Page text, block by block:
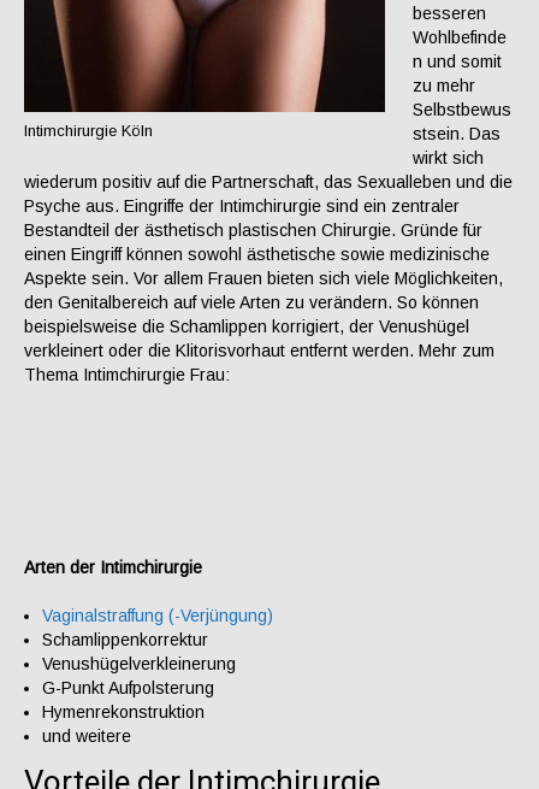
Intimchirurgie Köln
besseren
Wohlbefinde
n und somit
zu mehr
Selbstbewus
stsein. Das
wirkt sich
wiederum positiv auf die Partnerschaft, das Sexualleben und die
Psyche aus. Eingriffe der Intimchirurgie sind ein zentraler
Bestandteil der ästhetisch plastischen Chirurgie. Gründe für
einen Eingriff können sowohl ästhetische sowie medizinische
Aspekte sein. Vor allem Frauen bieten sich viele Möglichkeiten,
den Genitalbereich auf viele Arten zu verändern. So können
beispielsweise die Schamlippen korrigiert, der Venushügel
verkleinert oder die Klitorisvorhaut entfernt werden. Mehr zum
Thema Intimchirurgie Frau:
Arten der Intimchirurgie
Vaginalstraffung (-Verjüngung)
Schamlippenkorrektur
Venushügelverkleinerung
G-Punkt Aufpolsterung
Hymenrekonstruktion
und weitere
Vorteile der Intimchirurgie